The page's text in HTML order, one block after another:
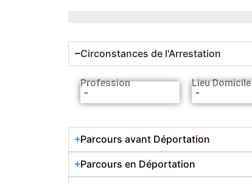
Circonstances de l'Arrestation
Profession
-
Lieu Domicile
-
Parcours avant Déportation
Parcours en Déportation